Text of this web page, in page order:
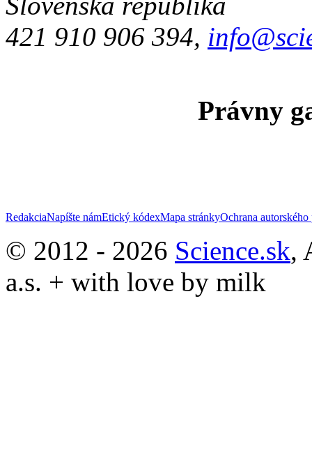
421 910 906 394,
Právny
RedakciaNapíšte námEtický kódexMapa stránkyOchrana autorského
© 2012 - 2026 Science.sk,
a.s. + with love by milk